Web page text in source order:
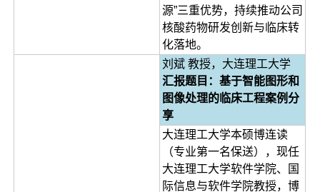
源”三重优势，持续推动公司
核酸药物研发创新与临床转
化落地。
刘斌 教授，大连理工大学
汇报题目：基于智能图形和
图像处理的临床工程案例分
享
大连理工大学本硕博连读
（专业第一名保送），现任
大连理工大学软件学院、国
际信息与软件学院教授，博